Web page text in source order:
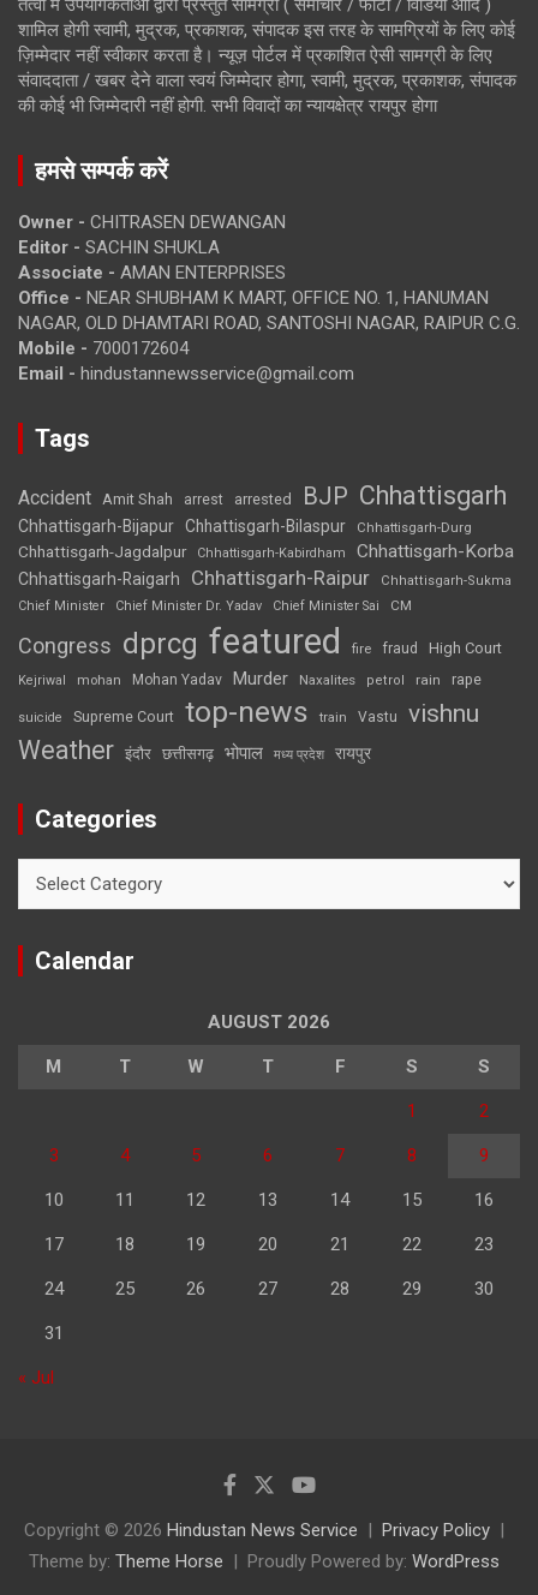
तत्वों में उपयोगकर्ताओं द्वारा प्रस्तुत सामग्री ( समाचार / फोटो / विडियो आदि )
शामिल होगी स्वामी, मुद्रक, प्रकाशक, संपादक इस तरह के सामग्रियों के लिए कोई
ज़िम्मेदार नहीं स्वीकार करता है। न्यूज़ पोर्टल में प्रकाशित ऐसी सामग्री के लिए
संवाददाता / खबर देने वाला स्वयं जिम्मेदार होगा, स्वामी, मुद्रक, प्रकाशक, संपादक
की कोई भी जिम्मेदारी नहीं होगी. सभी विवादों का न्यायक्षेत्र रायपुर होगा
हमसे सम्पर्क करें
Owner - CHITRASEN DEWANGAN
Editor - SACHIN SHUKLA
Associate - AMAN ENTERPRISES
Office - NEAR SHUBHAM K MART, OFFICE NO. 1, HANUMAN
NAGAR, OLD DHAMTARI ROAD, SANTOSHI NAGAR, RAIPUR C.G.
Mobile - 7000172604
Email - hindustannewsservice@gmail.com
Tags
Accident Amit Shah arrest arrested BJP Chhattisgarh
Chhattisgarh-Bijapur Chhattisgarh-Bilaspur Chhattisgarh-Durg
Chhattisgarh-Jagdalpur Chhattisgarh-Kabirdham Chhattisgarh-Korba
Chhattisgarh-Raigarh Chhattisgarh-Raipur
Chhattisgarh-Sukma
Chief Minister
Chief Minister Dr. Yadav Chief Minister Sai CM
Congress dprcg featured fire fraud High Court
Kejriwal mohan Mohan Yadav Murder Naxalites petrol rain rape
suicide Supreme Court top-news train Vastu vishnu
Weather इंदौर छत्तीसगढ़ भोपाल मध्य प्रदेश रायपुर
Categories
Calendar
AUGUST 2026
M T W T F S S
1 2
3 4 5 6 7 8 9
10 11 12 13 14 15 16
17 18 19 20 21 22 23
24 25 26 27 28 29 30
31
« Jul
Copyright © 2026 Hindustan News Service
Privacy Policy
Theme by: Theme Horse Proudly Powered by: WordPress